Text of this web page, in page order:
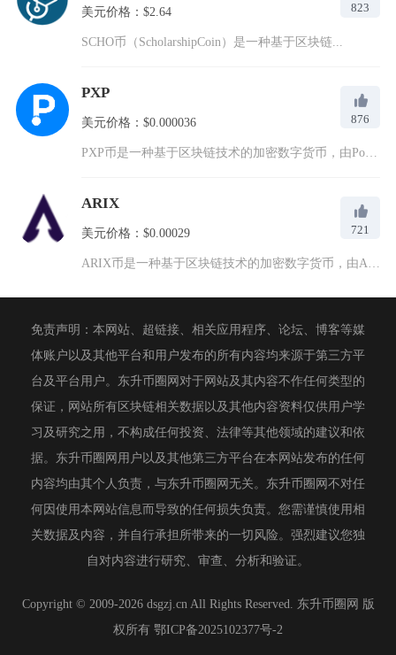
美元价格：$2.64 823
SCHO币（ScholarshipCoin）是一种基于区块链...
PXP
美元价格：$0.000036 876
PXP币是一种基于区块链技术的加密数字货币，由PointPa...
ARIX
美元价格：$0.00029 721
免责声明：本网站、超链接、相关应用程序、论坛、博客等媒
体账户以及其他平台和用户发布的所有内容均来源于第三方平
台及平台用户。东升币圈网对于网站及其内容不作任何类型的
保证，网站所有区块链相关数据以及其他内容资料仅供用户学
习及研究之用，不构成任何投资、法律等其他领域的建议和依
据。东升币圈网用户以及其他第三方平台在本网站发布的任何
内容均由其个人负责，与东升币圈网无关。东升币圈网不对任
何因使用本网站信息而导致的任何损失负责。您需谨慎使用相
关数据及内容，并自行承担所带来的一切风险。强烈建议您独
自对内容进行研究、审查、分析和验证。
Copyright © 2009-2026 dsgzj.cn All Rights Reserved. 东升币圈网 版
权所有 鄂ICP备2025102377号-2